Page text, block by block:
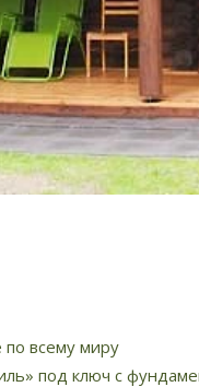
всему миру
под ключ с